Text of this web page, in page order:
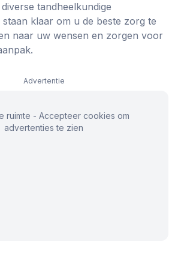
tandheelkundige
staan klaar om u de beste zorg te
naar uw wensen en zorgen voor
Advertentie
ruimte - Accepteer cookies om
advertenties te zien